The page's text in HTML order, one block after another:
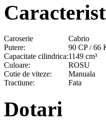
Caroserie
Cabrio
Putere:
90 CP / 66
Capacitate cilindrica:1149 cm³
Culoare:
ROSU
Cutie de viteze:
Manuala
Tractiune:
Fata
Dotari